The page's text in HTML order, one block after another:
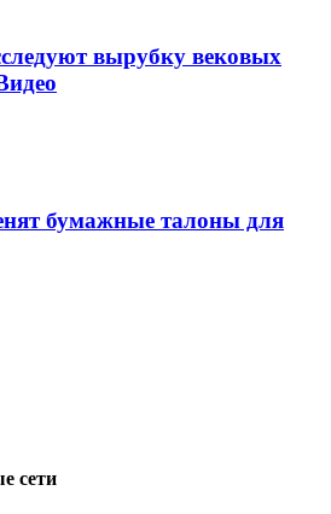
вырубку вековых
бумажные талоны для
сети